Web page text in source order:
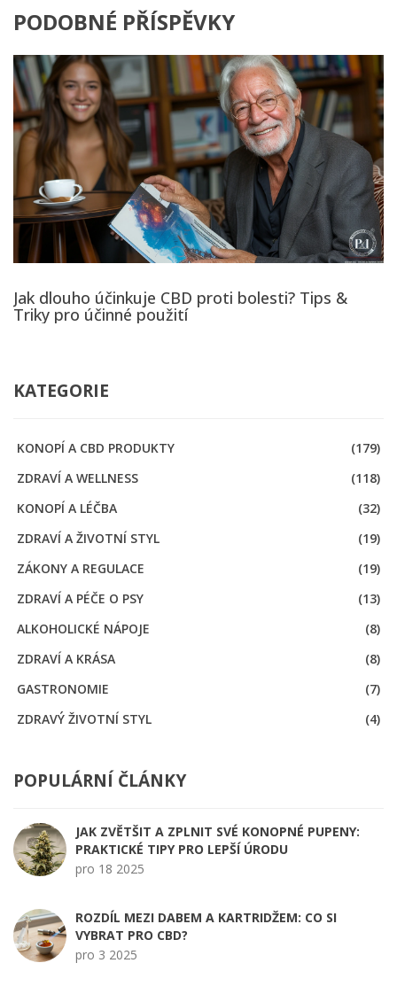
PODOBNÉ PŘÍSPĚVKY
Jak dlouho účinkuje CBD proti bolesti? Tips &
Triky pro účinné použití
KATEGORIE
KONOPÍ A CBD PRODUKTY
(179)
ZDRAVÍ A WELLNESS
(118)
KONOPÍ A LÉČBA
(32)
ZDRAVÍ A ŽIVOTNÍ STYL
(19)
ZÁKONY A REGULACE
(19)
ZDRAVÍ A PÉČE O PSY
(13)
ALKOHOLICKÉ NÁPOJE
(8)
ZDRAVÍ A KRÁSA
(8)
GASTRONOMIE
(7)
ZDRAVÝ ŽIVOTNÍ STYL
(4)
POPULÁRNÍ ČLÁNKY
JAK ZVĚTŠIT A ZPLNIT SVÉ KONOPNÉ PUPENY:
PRAKTICKÉ TIPY PRO LEPŠÍ ÚRODU
pro 18 2025
ROZDÍL MEZI DABEM A KARTRIDŽEM: CO SI
VYBRAT PRO CBD?
pro 3 2025